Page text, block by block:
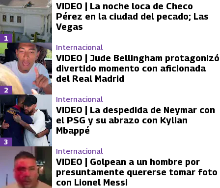
VIDEO | La noche loca de Checo
Pérez en la ciudad del pecado; Las
Vegas
1
Internacional
VIDEO | Jude Bellingham protagonizó
divertido momento con aficionada
del Real Madrid
2
Internacional
VIDEO | La despedida de Neymar con
el PSG y su abrazo con Kylian
Mbappé
3
Internacional
VIDEO | Golpean a un hombre por
presuntamente quererse tomar foto
con Lionel Messi